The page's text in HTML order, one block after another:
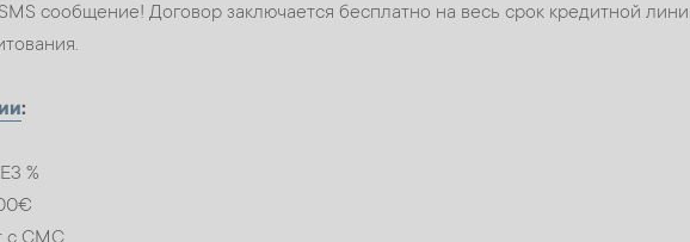
сообщение! Договор заключается бесплатно на весь срок кредитной
:
%